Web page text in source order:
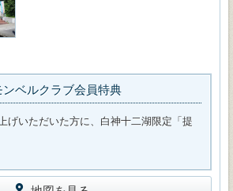
ンベルクラブ会員特典
げいただいた方に、白神十二湖限定「提